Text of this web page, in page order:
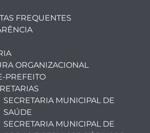
FREQUENTES
ORGANIZACIONAL
PREFEITO
SECRETARIA MUNICIPAL DE
SAÚDE
SECRETARIA MUNICIPAL DE